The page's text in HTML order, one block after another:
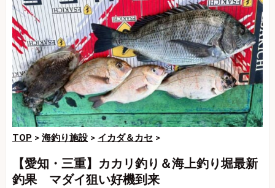
TOP > 海釣り施設 > イカダ＆カセ >
【愛知・三重】カカリ釣り＆海上釣り堀最新
釣果 マダイ狙い好機到来